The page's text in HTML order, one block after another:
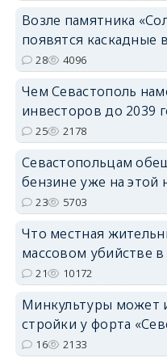
Возле памятника
появятся каскадные
28 4096
Чем Севастополь
инвесторов до 2039
25 2178
Севастопольцам
бензине уже на этой
23 5703
Что местная
массовом убийстве
21 10172
Минкультуры может
стройки у форта
16 2133